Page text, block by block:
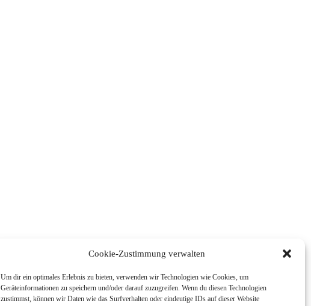
Cookie-Zustimmung verwalten
Um dir ein optimales Erlebnis zu bieten, verwenden wir Technologien wie Cookies, um
Geräteinformationen zu speichern und/oder darauf zuzugreifen. Wenn du diesen Technologien
zustimmst, können wir Daten wie das Surfverhalten oder eindeutige IDs auf dieser Website